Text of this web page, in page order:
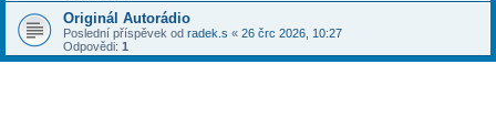
Originál Autorádio
Poslední příspěvek od radek.s « 26 črc 2026, 10:27
Odpovědi: 1